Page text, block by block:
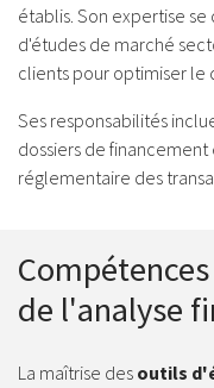
établis. Son expertise
d'études de marché
clients pour optimiser
Ses responsabilités
dossiers de
réglementaire des
de l'analyse
La maîtrise des outils